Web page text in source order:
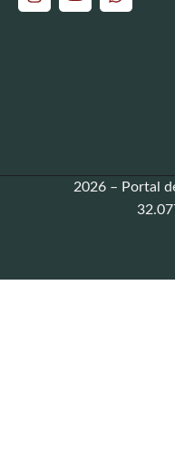
2026 – Portal